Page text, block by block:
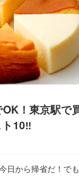
！東京駅で
10‼
日から帰省だ！で